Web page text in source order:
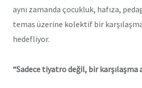
aynı zamanda çocukluk, hafıza,
temas üzerine kolektif bir
hedefliyor.
“Sadece tiyatro değil, bir karşılaşma